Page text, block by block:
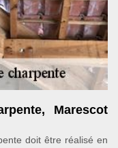
Marescot
doit être réalisé en